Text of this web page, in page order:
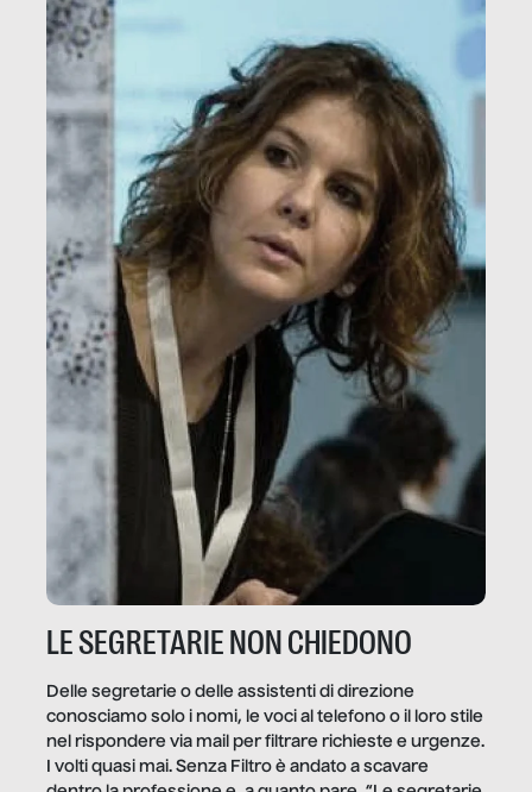
LE SEGRETARIE NON CHIEDONO
Delle segretarie o delle assistenti di direzione
conosciamo solo i nomi, le voci al telefono o il loro stile
nel rispondere via mail per filtrare richieste e urgenze.
I volti quasi mai. Senza Filtro è andato a scavare